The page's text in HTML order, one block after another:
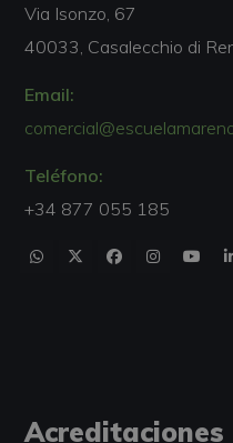
Via Isonzo, 67
40033, Casalecchio di
Email:
Teléfono:
+34 877 055 185
Acreditaciones